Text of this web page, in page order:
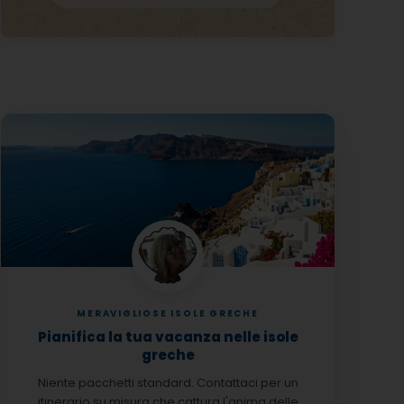
MERAVIGLIOSE ISOLE GRECHE
Pianifica la tua vacanza nelle isole
greche
Niente pacchetti standard. Contattaci per un